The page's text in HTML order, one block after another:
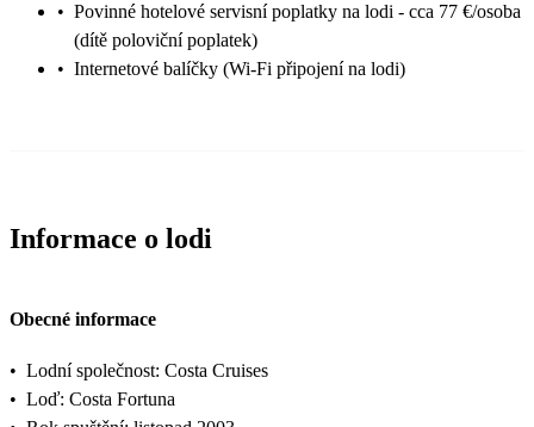
• Povinné hotelové servisní poplatky na lodi - cca 77 €/osoba
(dítě poloviční poplatek)
• Internetové balíčky (Wi-Fi připojení na lodi)
Informace o lodi
Obecné informace
• Lodní společnost: Costa Cruises
• Loď: Costa Fortuna